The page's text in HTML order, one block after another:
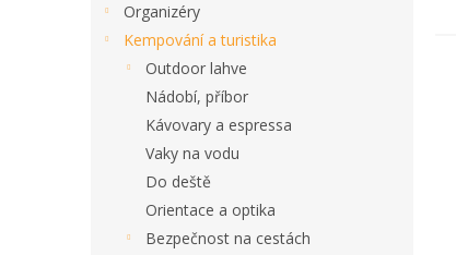
Organizéry
Kempování a turistika
Outdoor lahve
Nádobí, příbor
Kávovary a espressa
Vaky na vodu
Do deště
Orientace a optika
Bezpečnost na cestách